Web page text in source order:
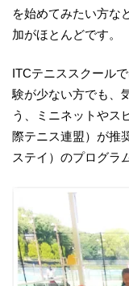
を始めてみたい方な
加がほとんどです。
ITCテニススクール
験が少ない方でも、
う、ミニネットやス
際テニス連盟）が推
ステイ）のプログラ